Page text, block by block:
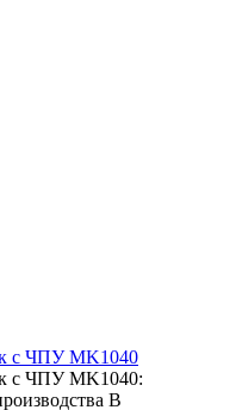
с ЧПУ MK1040
с ЧПУ MK1040:
В